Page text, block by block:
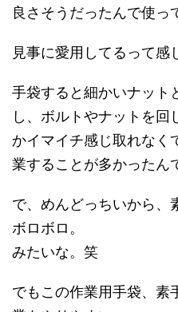
良さそうだったんで使っ
見事に愛用してるって感
手袋すると細かいナット
し、ボルトやナットを回
かイマイチ感じ取れなく
業することが多かったん
で、めんどっちいから、
ボロボロ。
みたいな。笑
でもこの作業用手袋、素